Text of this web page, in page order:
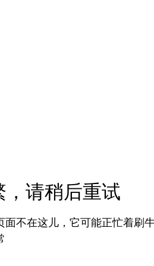
，请稍后重试
面不在这儿，它可能正忙着刷